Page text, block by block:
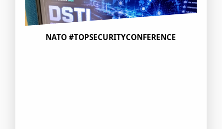
NATO #TOPSECURITYCONFERENCE